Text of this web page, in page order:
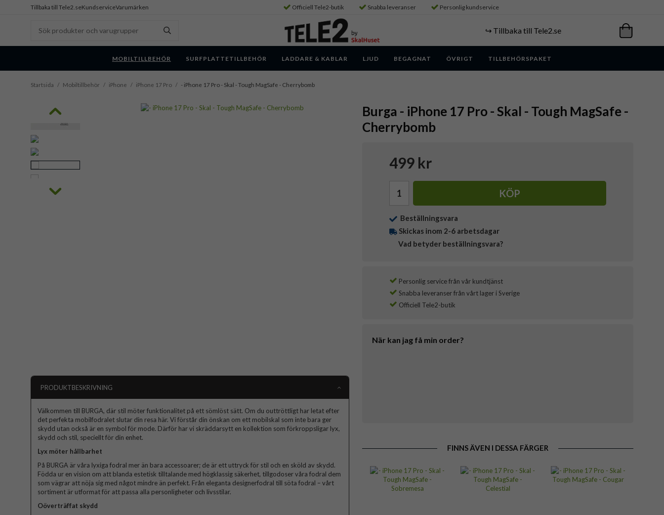
Tillbaka till Tele2.seKundserviceVarumärken Officiell Tele2-butik Snabba leveranser Personlig kundservice
↪️ Tillbaka till Tele2.se
MOBILTILLBEHÖR SURFPLATTETILLBEHÖR LADDARE & KABLAR LJUD BEGAGNAT ÖVRIGT TILLBEHÖRSPAKET
Startsida / Mobiltillbehör / iPhone / iPhone 17 Pro / - iPhone 17 Pro - Skal - Tough MagSafe - Cherrybomb
Burga - iPhone 17 Pro - Skal - Tough MagSafe -
Cherrybomb
499 kr
KÖP
Beställningsvara
Skickas inom 2-6 arbetsdagar
Vad betyder beställningsvara?
Personlig service från vår kundtjänst
Snabba leveranser från vårt lager i Sverige
Officiell Tele2-butik
När kan jag få min order?
FINNS ÄVEN I DESSA FÄRGER
PRODUKTBESKRIVNING
Välkommen till BURGA, där stil möter funktionalitet på ett sömlöst sätt. Om du outtröttligt har letat efter
det perfekta mobilfodralet slutar din resa här. Vi förstår din önskan om ett mobilskal som inte bara ger
skydd utan också är en symbol för mode. Därför har vi skräddarsytt en kollektion som förkroppsligar lyx,
skydd och stil, speciellt för din enhet.
Lyx möter hållbarhet
På BURGA är våra lyxiga fodral mer än bara accessoarer; de är ett uttryck för stil och en sköld av skydd.
Födda ur en vision om att blanda estetisk tilltalande med högklassig säkerhet, tillgodoser våra fodral dem
som vägrar att nöja sig med något mindre än perfekt. Från eleganta designerfodral till söta fodral – vårt
sortiment är utformat för att passa alla personligheter och livsstilar.
Oöverträffat skydd